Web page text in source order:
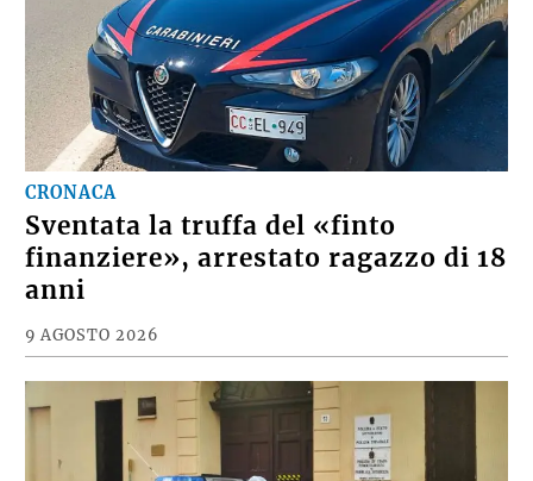
CRONACA
Sventata la truffa del «finto
finanziere», arrestato ragazzo di 18
anni
9 AGOSTO 2026